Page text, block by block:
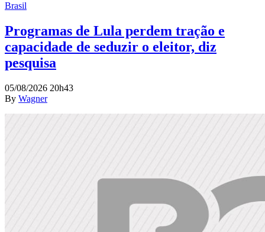
Brasil
Programas de Lula perdem tração e
capacidade de seduzir o eleitor, diz
pesquisa
05/08/2026 20h43
By Wagner